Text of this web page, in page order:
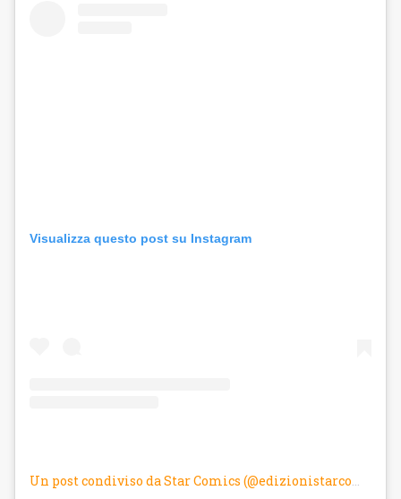
Visualizza questo post su Instagram